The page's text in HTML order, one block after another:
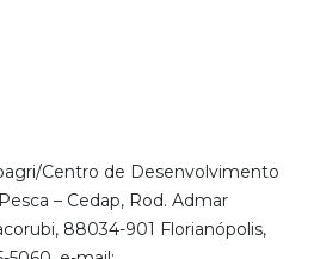
Centro de Desenvolvimento
– Cedap, Rod. Admar
88034-901 Florianópolis,